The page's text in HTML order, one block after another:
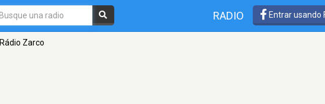
RADIO Entrar usando
Rádio Zarco